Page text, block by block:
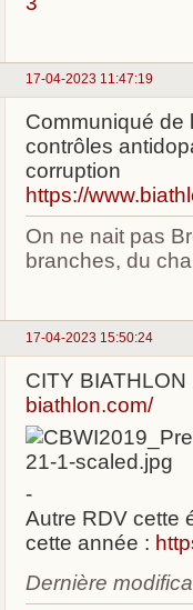
17-04-2023 11:47:19
Communiqué de
contrôles
corruption
https://
On ne nait pas
branches, du
17-04-2023 15:50:24
CITY
biathlon.com/
-
Autre RDV cette
cette année :
Dernière